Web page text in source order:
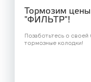
Тормозим
"ФИЛЬТР"!
Позаботьтесь о своей
тормозные колодки!